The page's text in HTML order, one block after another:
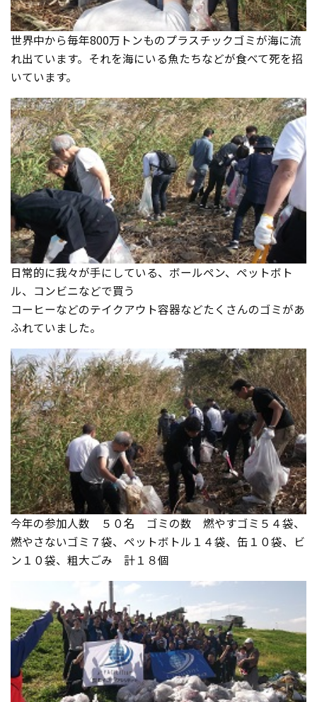
世界中から毎年800万トンものプラスチックゴミが海に流
れ出ています。それを海にいる魚たちなどが食べて死を招
いています。
日常的に我々が手にしている、ボールペン、ペットボト
ル、コンビニなどで買う
コーヒーなどのテイクアウト容器などたくさんのゴミがあ
ふれていました。
今年の参加人数 ５０名 ゴミの数 燃やすゴミ５４袋、
燃やさないゴミ７袋、ペットボトル１４袋、缶１０袋、ビ
ン１０袋、粗大ごみ 計１８個